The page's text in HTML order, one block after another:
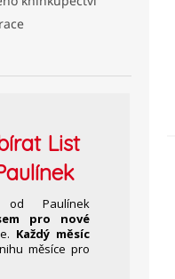
List
od Paulínek
pro nové
Každý měsíc
měsíce pro